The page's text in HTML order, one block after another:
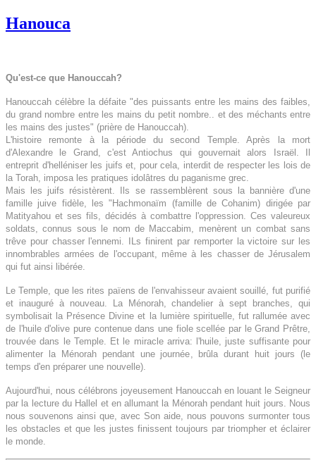
Hanouca
Qu'est-ce que Hanouccah?
Hanouccah célèbre la défaite "des puissants entre les mains des faibles,
du grand nombre entre les mains du petit nombre.. et des méchants entre
les mains des justes" (prière de Hanouccah).
L'histoire remonte à la période du second Temple. Après la mort
d'Alexandre le Grand, c'est Antiochus qui gouvernait alors Israël. Il
entreprit d'helléniser les juifs et, pour cela, interdit de respecter les lois de
la Torah, imposa les pratiques idolâtres du paganisme grec.
Mais les juifs résistèrent. Ils se rassemblèrent sous la bannière d'une
famille juive fidèle, les "Hachmonaïm (famille de Cohanim) dirigée par
Matityahou et ses fils, décidés à combattre l'oppression. Ces valeureux
soldats, connus sous le nom de Maccabim, menèrent un combat sans
trêve pour chasser l'ennemi. ILs finirent par remporter la victoire sur les
innombrables armées de l'occupant, même à les chasser de Jérusalem
qui fut ainsi libérée.
Le Temple, que les rites païens de l'envahisseur avaient souillé, fut purifié
et inauguré à nouveau. La Ménorah, chandelier à sept branches, qui
symbolisait la Présence Divine et la lumière spirituelle, fut rallumée avec
de l'huile d'olive pure contenue dans une fiole scellée par le Grand Prêtre,
trouvée dans le Temple. Et le miracle arriva: l'huile, juste suffisante pour
alimenter la Ménorah pendant une journée, brûla durant huit jours (le
temps d'en préparer une nouvelle).
Aujourd'hui, nous célébrons joyeusement Hanouccah en louant le Seigneur
par la lecture du Hallel et en allumant la Ménorah pendant huit jours. Nous
nous souvenons ainsi que, avec Son aide, nous pouvons surmonter tous
les obstacles et que les justes finissent toujours par triompher et éclairer
le monde.